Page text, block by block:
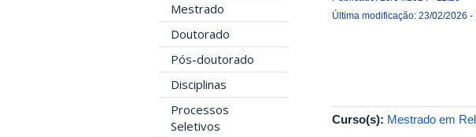
Mestrado
Doutorado
Pós-doutorado
Disciplinas
Processos
Seletivos
Última modificação: 23/02/2026 -
Curso(s): Mestrado em